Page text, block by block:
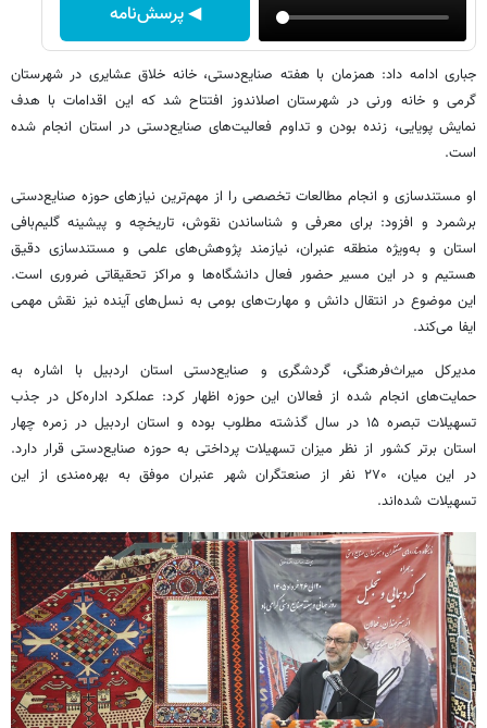
◀ پرسش‌نامه
‌جباری ادامه داد: همزمان با هفته صنایع‌دستی، خانه خلاق عشایری در شهرستان
گرمی و خانه ورنی در شهرستان اصلاندوز افتتاح شد که این اقدامات با هدف
نمایش پویایی، زنده بودن و تداوم فعالیت‌های صنایع‌دستی در استان انجام شده
است.
‌او مستندسازی و انجام مطالعات تخصصی را از مهم‌ترین نیازهای حوزه صنایع‌دستی
برشمرد و افزود: برای معرفی و شناساندن نقوش، تاریخچه و پیشینه گلیم‌بافی
استان و به‌ویژه منطقه عنبران، نیازمند پژوهش‌های علمی و مستندسازی دقیق
هستیم و در این مسیر حضور فعال دانشگاه‌ها و مراکز تحقیقاتی ضروری است.
این موضوع در انتقال دانش و مهارت‌های بومی به نسل‌های آینده نیز نقش مهمی
ایفا می‌کند.
‌مدیرکل میراث‌فرهنگی، گردشگری و صنایع‌دستی استان اردبیل با اشاره به
حمایت‌های انجام شده از فعالان این حوزه اظهار کرد: عملکرد اداره‌کل در جذب
تسهیلات تبصره ۱۵ در سال گذشته مطلوب بوده و استان اردبیل در زمره چهار
استان برتر کشور از نظر میزان تسهیلات پرداختی به حوزه صنایع‌دستی قرار دارد.
در این میان، ۲۷۰ نفر از صنعتگران شهر عنبران موفق به بهره‌مندی از این
تسهیلات شده‌اند.